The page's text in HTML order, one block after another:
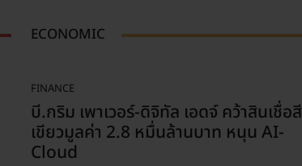
ECONOMIC
FINANCE
บี.กริม เพาเวอร์-ดิจิทัล เอดจ์ คว้าสินเชื่อสี
เขียวมูลค่า 2.8 หมื่นล้านบาท หนุน AI-
Cloud